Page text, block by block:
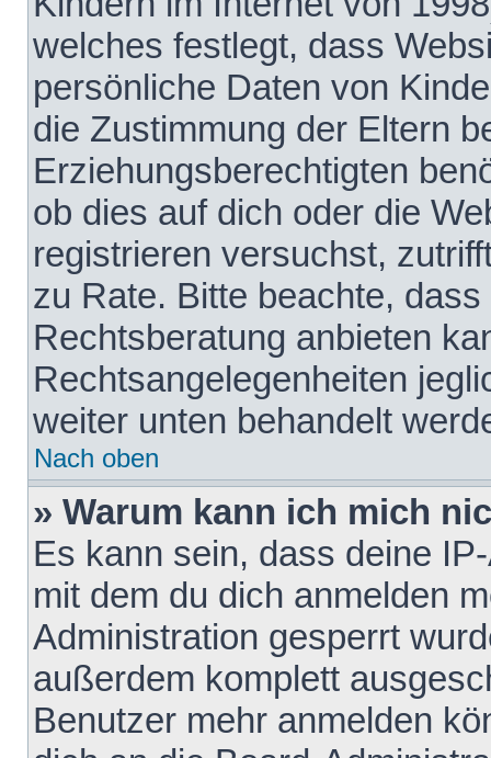
welches festlegt, dass
persönliche Daten von
die Zustimmung der Eltern
Erziehungsberechtigten
ob dies auf dich oder die
registrieren versuchst,
zu Rate. Bitte beachte,
Rechtsberatung anbieten
Rechtsangelegenheiten
weiter unten behandelt
Nach oben
» Warum kann ich mich
Es kann sein, dass deine
mit dem du dich anmelden
Administration gesperrt
außerdem komplett
Benutzer mehr anmelden